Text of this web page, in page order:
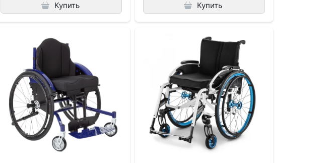
Купить Купить